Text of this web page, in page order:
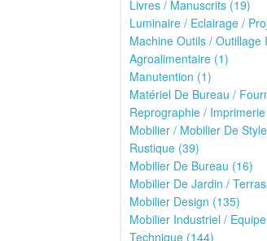
Livres / Manuscrits (19)
Luminaire / Eclairage /
Machine Outils / Outillage
Agroalimentaire (1)
Manutention (1)
Matériel De Bureau /
Reprographie /
Mobilier / Mobilier De
Rustique (39)
Mobilier De Bureau (16)
Mobilier De Jardin /
Mobilier Design (135)
Mobilier Industriel /
Technique (144)